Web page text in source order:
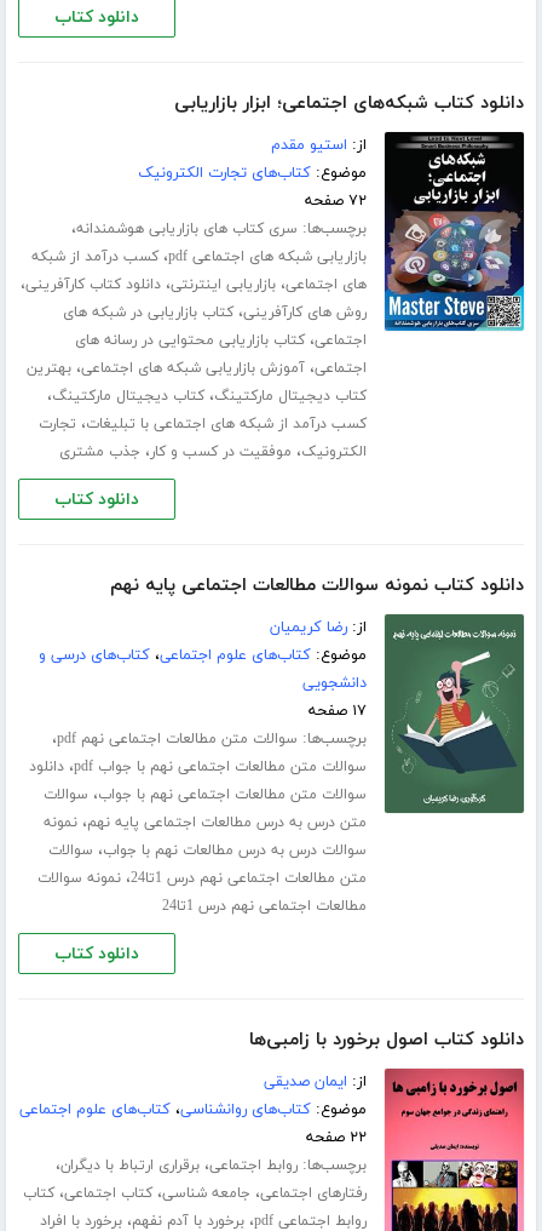
دانلود کتاب
دانلود کتاب شبکه‌های اجتماعی؛ ابزار بازاریابی
از: استیو مقدم
موضوع:کتاب‌های تجارت الکترونیک
۷۲ صفحه
برچسب‌ها: سری کتاب های بازاریابی هوشمندانه،
بازاریابی شبکه های اجتماعی pdf ،کسب درآمد از شبکه
های اجتماعی،بازاریابی اینترنتی،دانلود کتاب کارآفرینی،
روش های کارآفرینی،کتاب بازاریابی در شبکه های
اجتماعی،کتاب بازاریابی محتوایی در رسانه های
اجتماعی،آموزش بازاریابی شبکه های اجتماعی،بهترین
کتاب دیجیتال مارکتینگ،کتاب دیجیتال مارکتینگ،
کسب درآمد از شبکه های اجتماعی با تبلیغات، تجارت
الکترونیک، موفقیت در کسب و کار، جذب مشتری
دانلود کتاب
دانلود کتاب نمونه سوالات مطالعات اجتماعی پایه نهم
از:رضا کریمیان
موضوع:کتاب‌های علوم اجتماعی،کتاب‌های درسی و
دانشجویی
۱۷ صفحه
برچسب‌ها: سوالات متن مطالعات اجتماعی نهم pdf ،
سوالات متن مطالعات اجتماعی نهم با جواب pdf ،دانلود
سوالات متن مطالعات اجتماعی نهم با جواب، سوالات
متن درس به درس مطالعات اجتماعی پایه نهم،نمونه
سوالات درس به درس مطالعات نهم با جواب، سوالات
متن مطالعات اجتماعی نهم درس 1تا24
،نمونه سوالات
مطالعات اجتماعی نهم درس 1تا24
دانلود کتاب
دانلود کتاب اصول برخورد با زامبی‌ها
از: ایمان صدیقی
موضوع:کتاب‌های روانشناسی،کتاب‌های علوم اجتماعی
۲۲ صفحه
برچسب‌ها:روابط اجتماعی،برقراری ارتباط با دیگران،
رفتارهای اجتماعی، جامعه شناسی،کتاب اجتماعی،کتاب
روابط اجتماعی pdf
،برخورد با آدم نفهم،برخورد با افراد